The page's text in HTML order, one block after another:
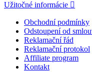
Užitočné informácie 
Obchodní podmínky
Odstoupení od
Reklamační řád
Reklamační protokol
Affiliate program
Kontakt